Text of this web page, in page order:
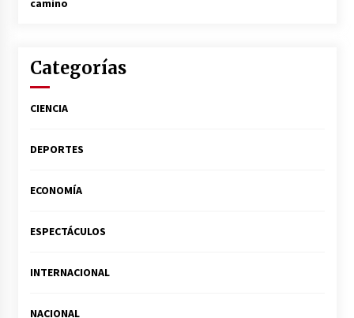
camino
Categorías
CIENCIA
DEPORTES
ECONOMÍA
ESPECTÁCULOS
INTERNACIONAL
NACIONAL